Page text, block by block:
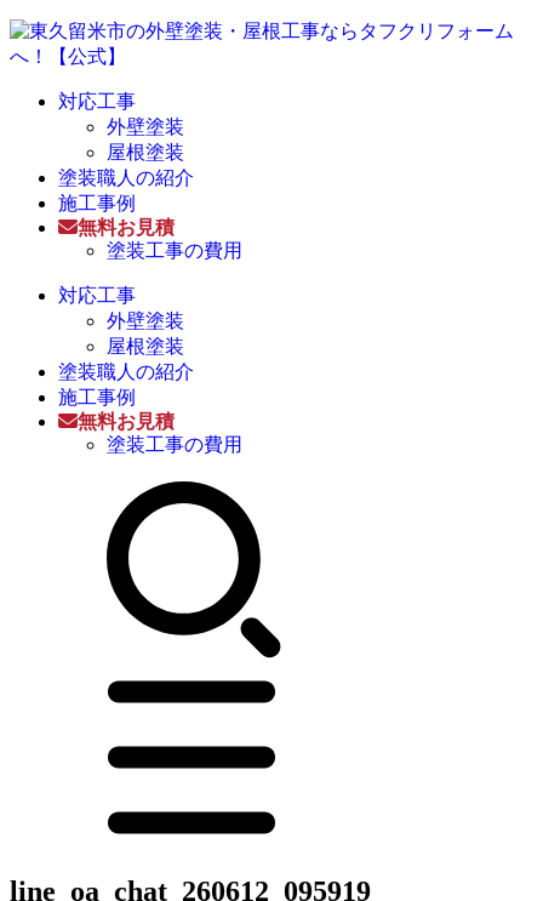
対応工事
外壁塗装
屋根塗装
塗装職人の紹介
施工事例
無料お見積
塗装工事の費用
対応工事
外壁塗装
屋根塗装
塗装職人の紹介
施工事例
無料お見積
塗装工事の費用
line_oa_chat_260612_095919